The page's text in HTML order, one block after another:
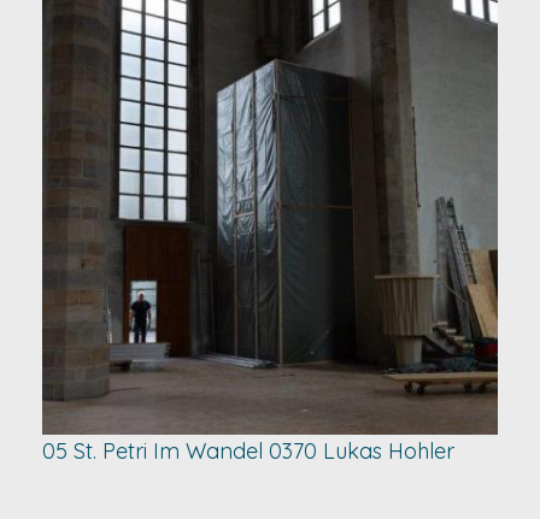
05 St. Petri Im Wandel 0370 Lukas Hohler